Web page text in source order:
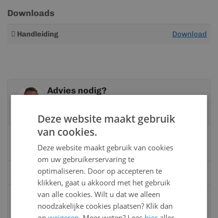
Downloads
Meer
Handleiding Download
Advies nodig?
Vandaag bereikbaar
van 08:00 tot 17:00 uur
0528 - 355190
Mailinfo@kunststofbouwmateriaal.nl
Deze website maakt gebruik
van cookies.
Deze website maakt gebruik van cookies
om uw gebruikerservaring te
optimaliseren. Door op accepteren te
klikken, gaat u akkoord met het gebruik
van alle cookies. Wilt u dat we alleen
noodzakelijke cookies plaatsen? Klik dan